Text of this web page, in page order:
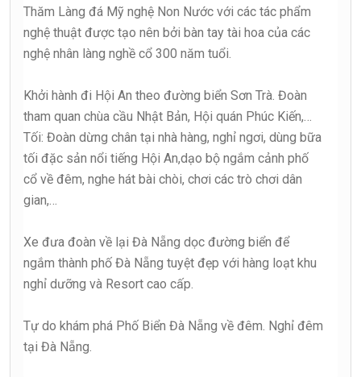
Thăm Làng đá Mỹ nghệ Non Nước với các tác phẩm
nghệ thuật được tạo nên bởi bàn tay tài hoa của các
nghệ nhân làng nghề cổ 300 năm tuổi.
Khởi hành đi Hội An theo đường biển Sơn Trà. Đoàn
tham quan chùa cầu Nhật Bản, Hội quán Phúc Kiến,…
Tối: Đoàn dừng chân tại nhà hàng, nghỉ ngơi, dùng bữa
tối đặc sản nổi tiếng Hội An,dạo bộ ngắm cảnh phố
cổ về đêm, nghe hát bài chòi, chơi các trò chơi dân
gian,…
Xe đưa đoàn về lại Đà Nẵng dọc đường biển để
ngắm thành phố Đà Nẵng tuyệt đẹp với hàng loạt khu
nghỉ dưỡng và Resort cao cấp.
Tự do khám phá Phố Biển Đà Nẵng về đêm. Nghỉ đêm
tại Đà Nẵng.